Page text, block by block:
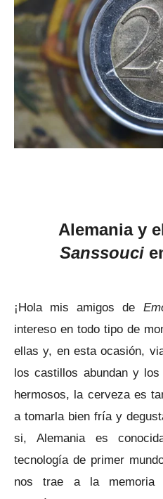
Alemania y
Sanssouci
¡Hola mis amigos de
intereso en todo tipo de
ellas y, en esta ocasión,
los castillos abundan y
hermosos, la cerveza es
a tomarla bien fría y
si, Alemania es
tecnología de primer
nos trae a la memoria